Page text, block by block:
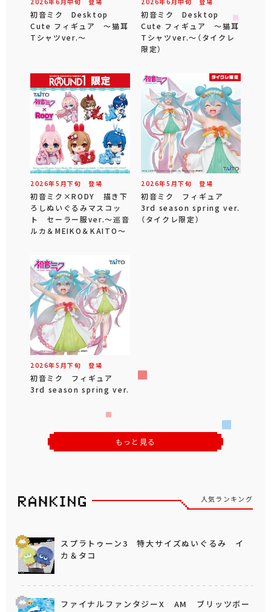
初音ミク Desktop
Cute フィギュア ～猫耳
Tシャツver.～
初音ミク Desktop
Cute フィギュア ～猫耳
Tシャツver.～（タイクレ
限定）
2026年5 月下旬 登場
初音ミク×RODY 描き下
ろしぬいぐるみマスコッ
ト セーラー服ver.～巡音
ルカ＆MEIKO＆KAITO～
2026年5 月下旬 登場
初音ミク フィギュア
3rd season spring ver.
（タイクレ限定）
2026年5 月下旬 登場
初音ミク フィギュア
3rd season spring ver.
もっと見る
人気ランキング
スプラトゥーン3 特大サイズぬいぐるみ イ
カ＆タコ
ファイナルファンタジーX AM ブリッツボー